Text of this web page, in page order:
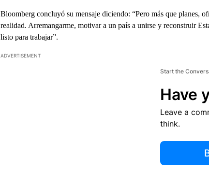
Bloomberg concluyó su mensaje diciendo: “Pero más que planes,
realidad. Arremangarme, motivar a un país a unirse y reconstruir
listo para trabajar”.
ADVERTISEMENT
Start the
Have
Leave a
think.